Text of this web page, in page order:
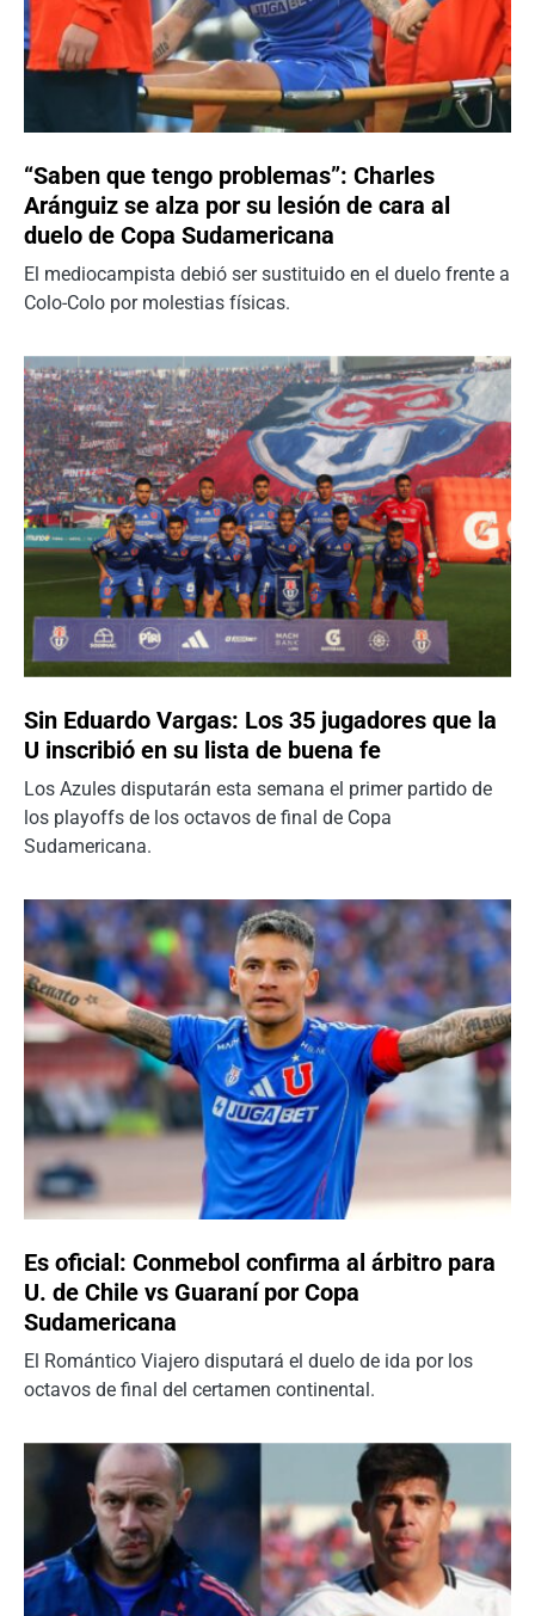
“Saben que tengo problemas”: Charles
Aránguiz se alza por su lesión de cara al
duelo de Copa Sudamericana
El mediocampista debió ser sustituido en el duelo frente a
Colo-Colo por molestias físicas.
Sin Eduardo Vargas: Los 35 jugadores que la
U inscribió en su lista de buena fe
Los Azules disputarán esta semana el primer partido de
los playoffs de los octavos de final de Copa
Sudamericana.
Es oficial: Conmebol confirma al árbitro para
U. de Chile vs Guaraní por Copa
Sudamericana
El Romántico Viajero disputará el duelo de ida por los
octavos de final del certamen continental.